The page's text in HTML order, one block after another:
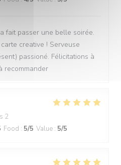
fait passer une belle soirée.
creative ! Serveuse
passioné. Félicitations à
recommander
2
Food : 5/5 Value : 5/5